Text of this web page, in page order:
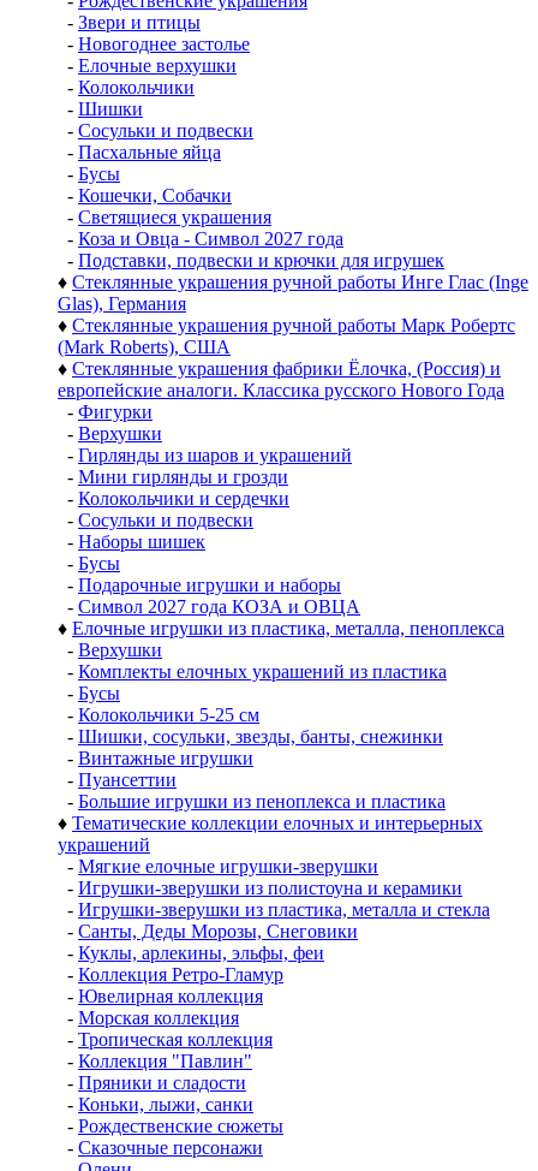
- Звери и птицы
- Новогоднее застолье
- Елочные верхушки
- Колокольчики
- Шишки
- Сосульки и подвески
- Пасхальные яйца
- Бусы
- Кошечки, Собачки
- Светящиеся украшения
- Коза и Овца - Символ 2027 года
- Подставки, подвески и крючки для игрушек
♦ Стеклянные украшения ручной работы Инге Глас (Inge
Glas), Германия
♦ Стеклянные украшения ручной работы Марк Робертс
(Mark Roberts), США
♦ Стеклянные украшения фабрики Ёлочка, (Россия) и
европейские аналоги. Классика русского Нового Года
- Фигурки
- Верхушки
- Гирлянды из шаров и украшений
- Мини гирлянды и грозди
- Колокольчики и сердечки
- Сосульки и подвески
- Наборы шишек
- Бусы
- Подарочные игрушки и наборы
- Символ 2027 года КОЗА и ОВЦА
♦ Елочные игрушки из пластика, металла, пеноплекса
- Верхушки
- Комплекты елочных украшений из пластика
- Бусы
- Колокольчики 5-25 см
- Шишки, сосульки, звезды, банты, снежинки
- Винтажные игрушки
- Пуансеттии
- Большие игрушки из пеноплекса и пластика
♦ Тематические коллекции елочных и интерьерных
украшений
- Мягкие елочные игрушки-зверушки
- Игрушки-зверушки из полистоуна и керамики
- Игрушки-зверушки из пластика, металла и стекла
- Санты, Деды Морозы, Снеговики
- Куклы, арлекины, эльфы, феи
- Коллекция Ретро-Гламур
- Ювелирная коллекция
- Морская коллекция
- Тропическая коллекция
- Коллекция "Павлин"
- Пряники и сладости
- Коньки, лыжи, санки
- Рождественские сюжеты
- Сказочные персонажи